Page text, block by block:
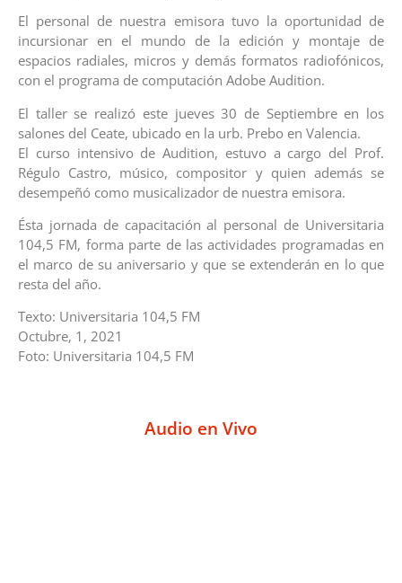
El personal de nuestra emisora tuvo la oportunidad de
incursionar en el mundo de la edición y montaje de
espacios radiales, micros y demás formatos radiofónicos,
con el programa de computación Adobe Audition.
El taller se realizó este jueves 30 de Septiembre en los
salones del Ceate, ubicado en la urb. Prebo en Valencia.
El curso intensivo de Audition, estuvo a cargo del Prof.
Régulo Castro, músico, compositor y quien además se
desempeñó como musicalizador de nuestra emisora.
Ésta jornada de capacitación al personal de Universitaria
104,5 FM, forma parte de las actividades programadas en
el marco de su aniversario y que se extenderán en lo que
resta del año.
Texto: Universitaria 104,5 FM
Octubre, 1, 2021
Foto: Universitaria 104,5 FM
Audio en Vivo